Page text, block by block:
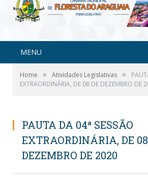
MENU
Home » Atividades Legislativas »
EXTRAORDINÁRIA, DE 08 DE DEZEMBRO DE
PAUTA DA 04ª SESSÃO
EXTRAORDINÁRIA, DE
DEZEMBRO DE 2020